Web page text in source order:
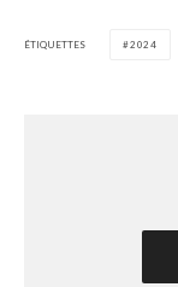
ÉTIQUETTES 2024